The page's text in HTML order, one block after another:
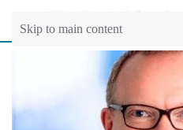
Skip to main content